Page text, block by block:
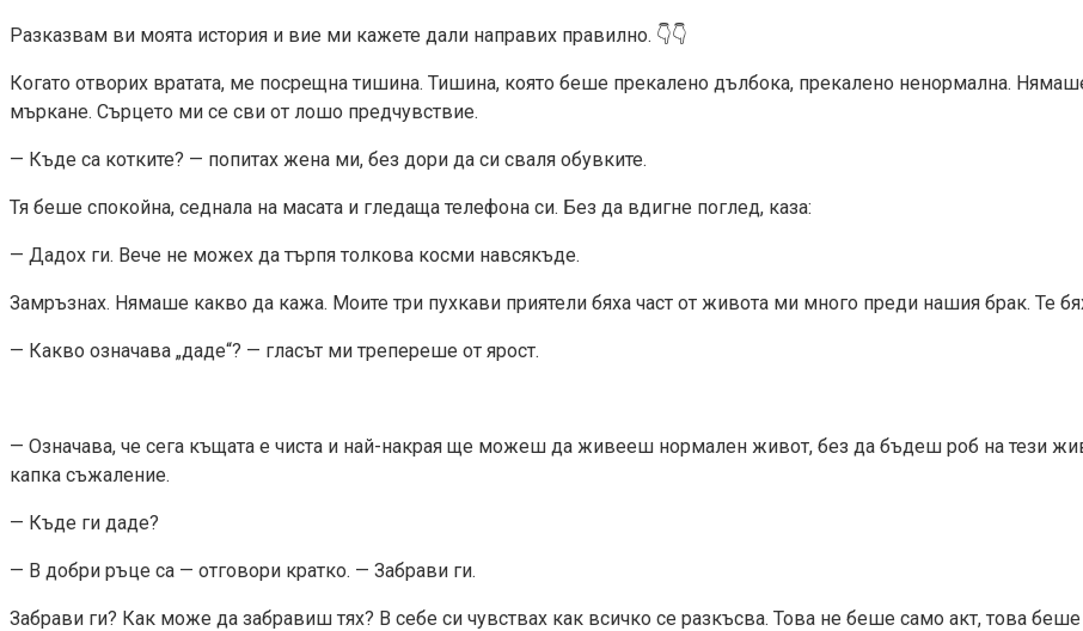
Разказвам ви моята история и вие ми кажете дали направих правилно. 👇👇
Когато отворих вратата, ме посрещна тишина. Тишина, която беше прекалено дълбока, прекалено ненормална.
мъркане. Сърцето ми се сви от лошо предчувствие.
— Къде са котките? — попитах жена ми, без дори да си сваля обувките.
Тя беше спокойна, седнала на масата и гледаща телефона си. Без да вдигне поглед, каза:
— Дадох ги. Вече не можех да търпя толкова косми навсякъде.
Замръзнах. Нямаше какво да кажа. Моите три пухкави приятели бяха част от живота ми много преди нашия брак. Те
— Какво означава „даде“? — гласът ми трепереше от ярост.
— Означава, че сега къщата е чиста и най-накрая ще можеш да живееш нормален живот, без да бъдеш роб на тези
капка съжаление.
— Къде ги даде?
— В добри ръце са — отговори кратко. — Забрави ги.
Забрави ги? Как може да забравиш тях? В себе си чувствах как всичко се разкъсва. Това не беше само акт, това беше